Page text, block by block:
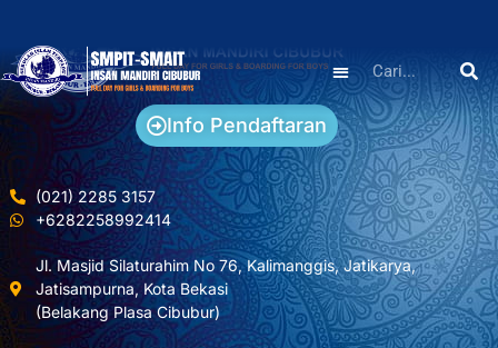
Info Pendaftaran
(021) 2285 3157
+6282258992414
Jl. Masjid Silaturahim No 76, Kalimanggis, Jatikarya,
Jatisampurna, Kota Bekasi
(Belakang Plasa Cibubur)